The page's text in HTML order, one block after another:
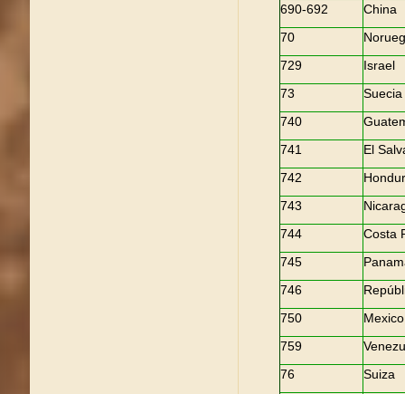
690-692
China
70
729
Israel
73
Suecia
740
741
El
742
743
744
Costa
745
746
750
Mexico
759
76
Suiza